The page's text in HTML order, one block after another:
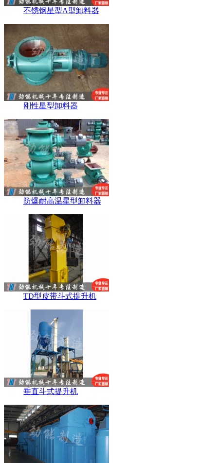
不锈钢星型A型卸料器
刚性星型卸料器
防爆耐高温星型卸料器
TD型皮带斗式提升机
垂直斗式提升机